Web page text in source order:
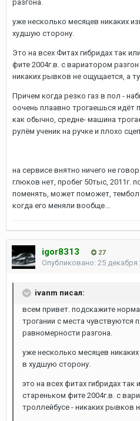
разгона.
уже несколько месяцев никаких
худшую сторону.
Это на всех Фитах гибридах так
фите 2004г.в. с вариатором
никаких рывков не ощущается, а
Причем когда резко газ в пол -
оочень плаавно трогаешься идёт
как обычно, средне- машина
рулём ученик на ручке и плохо
на сервисе внятно ничего не
глюков нет, пробег 50тыс, 2011г.
поменять, может поможет,
когда его меняли вообще...
igor8313 27
Опубликовано: 25 декабря
ivanm писал:
всем привет. подскажите
трогании с места чувствуются
равномерности разгона.
уже несколько месяцев
в худшую сторону.
это на всех фитах гибридах так
стареньком фите 2004г.в. с
троллейбусе - никаких рывков